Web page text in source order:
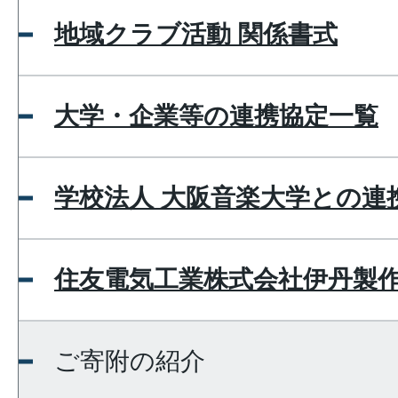
地域クラブ活動 関係書式
大学・企業等の連携協定一覧
学校法人 大阪音楽大学との連
住友電気工業株式会社伊丹製
ご寄附の紹介